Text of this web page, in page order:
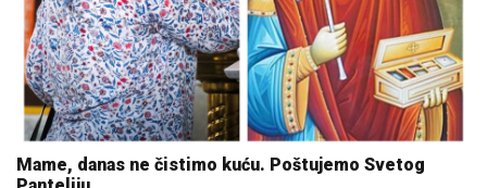
Mame, danas ne čistimo kuću. Poštujemo Svetog